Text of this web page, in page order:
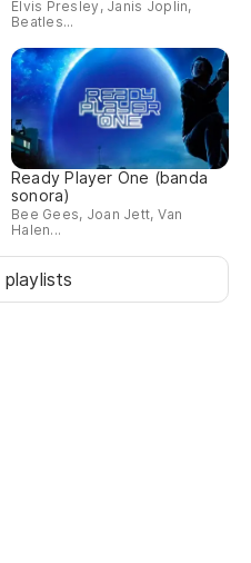
Elvis Presley, Janis Joplin,
Beatles...
Ready Player One (banda
sonora)
Bee Gees, Joan Jett, Van
Halen...
playlists